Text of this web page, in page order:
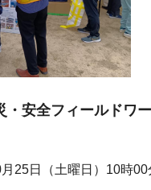
・安全フィールドワ
月25日（土曜日）10時